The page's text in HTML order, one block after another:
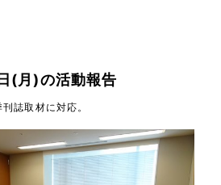
(月)の活動報告
誌取材に対応。